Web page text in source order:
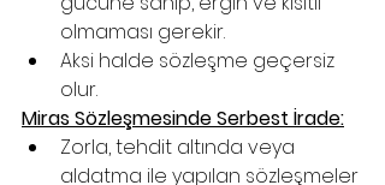
olmaması gerekir.
Aksi halde sözleşme geçersiz
olur.
Miras Sözleşmesinde Serbest İrade:
Zorla, tehdit altında veya
aldatma ile yapılan sözleşmeler